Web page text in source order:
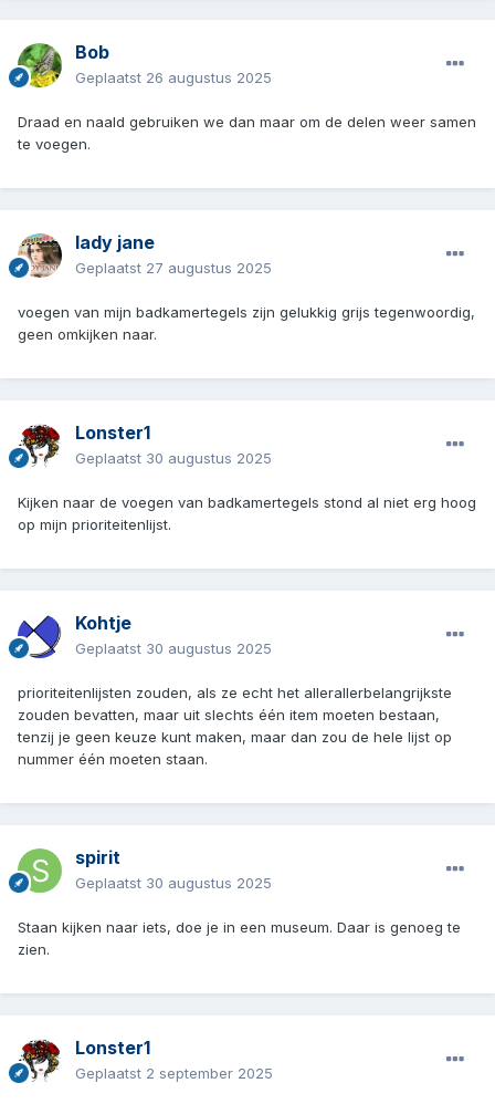
Bob
Geplaatst 26 augustus 2025
Draad en naald gebruiken we dan maar om de delen weer samen
te voegen.
lady jane
Geplaatst 27 augustus 2025
voegen van mijn badkamertegels zijn gelukkig grijs tegenwoordig,
geen omkijken naar.
Lonster1
Geplaatst 30 augustus 2025
Kijken naar de voegen van badkamertegels stond al niet erg hoog
op mijn prioriteitenlijst.
Kohtje
Geplaatst 30 augustus 2025
prioriteitenlijsten zouden, als ze echt het allerallerbelangrijkste
zouden bevatten, maar uit slechts één item moeten bestaan,
tenzij je geen keuze kunt maken, maar dan zou de hele lijst op
nummer één moeten staan.
spirit
Geplaatst 30 augustus 2025
Staan kijken naar iets, doe je in een museum. Daar is genoeg te
zien.
Lonster1
Geplaatst 2 september 2025